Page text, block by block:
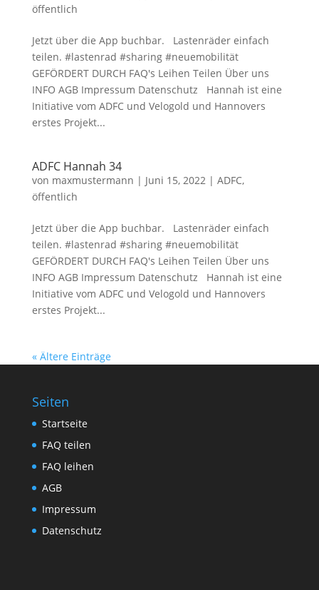
öffentlich
Jetzt über die App buchbar. Lastenräder einfach
teilen. #lastenrad #sharing #neuemobilität
GEFÖRDERT DURCH FAQ's Leihen Teilen Über uns
INFO AGB Impressum Datenschutz Hannah ist eine
Initiative vom ADFC und Velogold und Hannovers
erstes Projekt...
ADFC Hannah 34
von maxmustermann | Juni 15, 2022| ADFC,
öffentlich
Jetzt über die App buchbar. Lastenräder einfach
teilen. #lastenrad #sharing #neuemobilität
GEFÖRDERT DURCH FAQ's Leihen Teilen Über uns
INFO AGB Impressum Datenschutz Hannah ist eine
Initiative vom ADFC und Velogold und Hannovers
erstes Projekt...
« Ältere Einträge
Seiten
Startseite
FAQ teilen
FAQ leihen
AGB
Impressum
Datenschutz